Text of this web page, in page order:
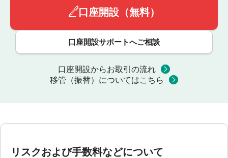
口座開設（無料）
口座開設サポートへご相談
口座開設からお取引の流れ
移管（振替）についてはこちら
リスクおよび手数料などについて